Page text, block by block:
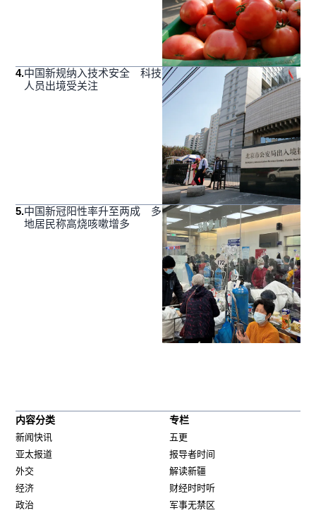
4.中国新规纳入技术安全 科技
人员出境受关注
5.中国新冠阳性率升至两成 多
地居民称高烧咳嗽增多
内容分类
新闻快讯
亚太报道
外交
经济
政治
专栏
五更
报导者时间
解读新疆
财经时时听
军事无禁区